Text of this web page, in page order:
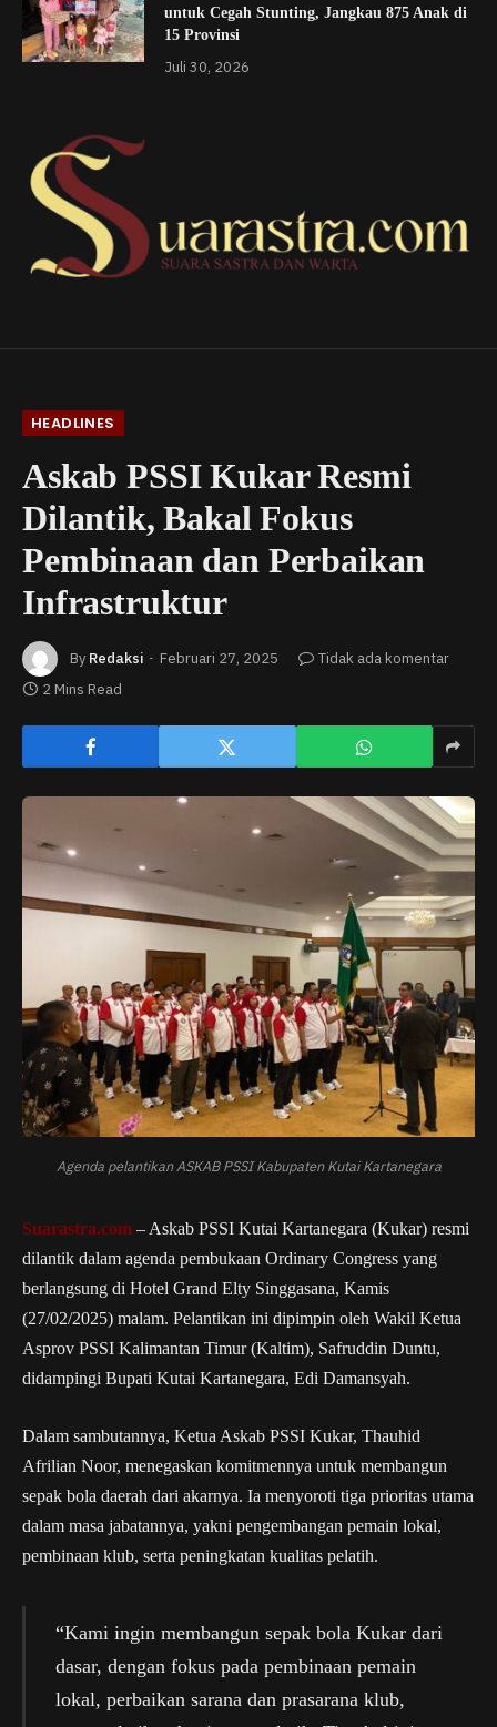
untuk Cegah Stunting, Jangkau 875 Anak di
15 Provinsi
Juli 30, 2026
HEADLINES
Askab PSSI Kukar Resmi
Dilantik, Bakal Fokus
Pembinaan dan Perbaikan
Infrastruktur
By Redaksi Februari 27, 2025
Tidak ada komentar
2 Mins Read
Agenda pelantikan ASKAB PSSI Kabupaten Kutai Kartanegara
Suarastra.com – Askab PSSI Kutai Kartanegara (Kukar) resmi
dilantik dalam agenda pembukaan Ordinary Congress yang
berlangsung di Hotel Grand Elty Singgasana, Kamis
(27/02/2025) malam. Pelantikan ini dipimpin oleh Wakil Ketua
Asprov PSSI Kalimantan Timur (Kaltim), Safruddin Duntu,
didampingi Bupati Kutai Kartanegara, Edi Damansyah.
Dalam sambutannya, Ketua Askab PSSI Kukar, Thauhid
Afrilian Noor, menegaskan komitmennya untuk membangun
sepak bola daerah dari akarnya. Ia menyoroti tiga prioritas utama
dalam masa jabatannya, yakni pengembangan pemain lokal,
pembinaan klub, serta peningkatan kualitas pelatih.
“Kami ingin membangun sepak bola Kukar dari
dasar, dengan fokus pada pembinaan pemain
lokal, perbaikan sarana dan prasarana klub,